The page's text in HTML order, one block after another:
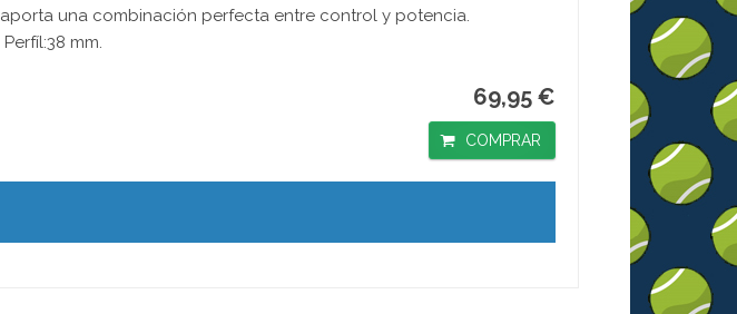
una combinación perfecta entre control y potencia.
mm.
69,95 €
COMPRAR